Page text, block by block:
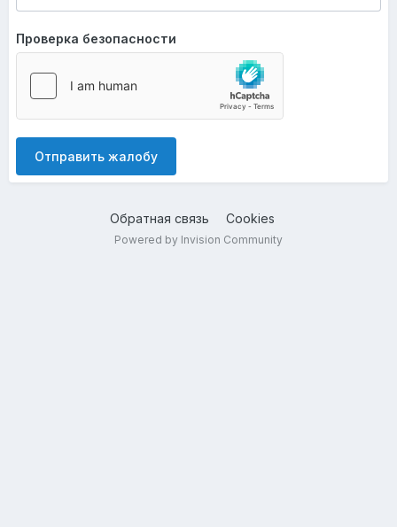
Проверка безопасности
Отправить жалобу
Обратная связь Cookies
Powered by Invision Community